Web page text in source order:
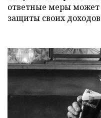
ответные меры
защиты своих